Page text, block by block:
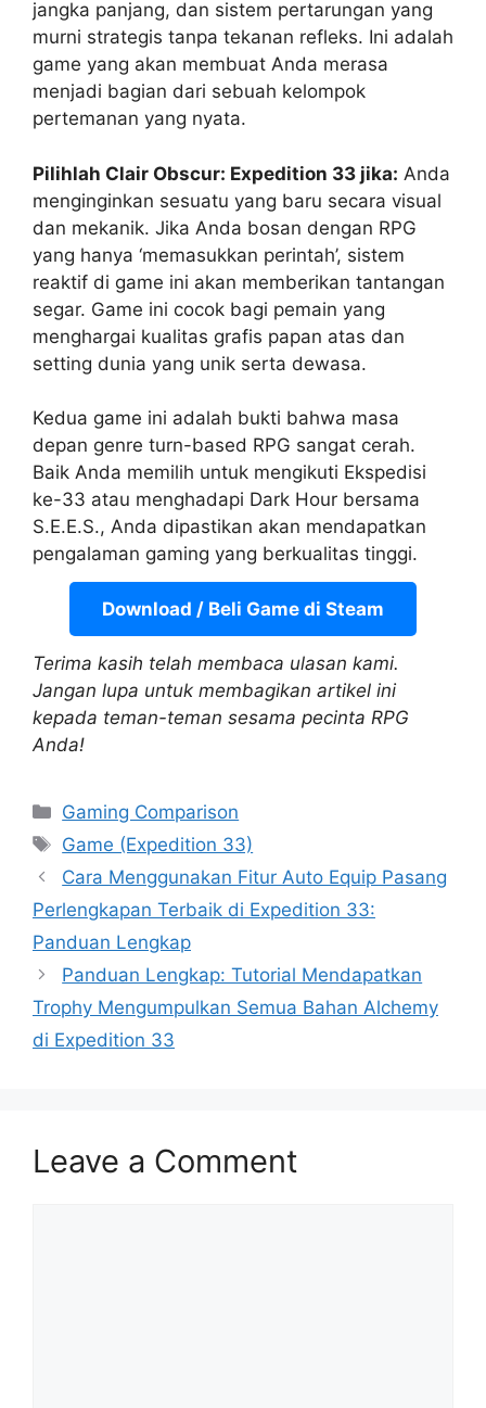
jangka panjang, dan sistem pertarungan yang
murni strategis tanpa tekanan refleks. Ini adalah
game yang akan membuat Anda merasa
menjadi bagian dari sebuah kelompok
pertemanan yang nyata.
Pilihlah Clair Obscur: Expedition 33 jika: Anda
menginginkan sesuatu yang baru secara visual
dan mekanik. Jika Anda bosan dengan RPG
yang hanya ‘memasukkan perintah’, sistem
reaktif di game ini akan memberikan tantangan
segar. Game ini cocok bagi pemain yang
menghargai kualitas grafis papan atas dan
setting dunia yang unik serta dewasa.
Kedua game ini adalah bukti bahwa masa
depan genre turn-based RPG sangat cerah.
Baik Anda memilih untuk mengikuti Ekspedisi
ke-33 atau menghadapi Dark Hour bersama
S.E.E.S., Anda dipastikan akan mendapatkan
pengalaman gaming yang berkualitas tinggi.
Download / Beli Game di Steam
Terima kasih telah membaca ulasan kami.
Jangan lupa untuk membagikan artikel ini
kepada teman-teman sesama pecinta RPG
Anda!
Categories
Gaming Comparison
Tags
Game (Expedition 33)
Cara Menggunakan Fitur Auto Equip Pasang
Perlengkapan Terbaik di Expedition 33:
Panduan Lengkap
Panduan Lengkap: Tutorial Mendapatkan
Trophy Mengumpulkan Semua Bahan Alchemy
di Expedition 33
Leave a Comment